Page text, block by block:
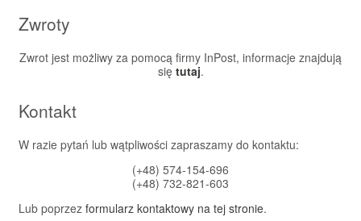
Zwroty
Zwrot jest możliwy za pomocą firmy InPost, informacje znajdują
się tutaj.
Kontakt
W razie pytań lub wątpliwości zapraszamy do kontaktu:
(+48) 574-154-696
(+48) 732-821-603
Lub poprzez formularz kontaktowy na tej stronie.